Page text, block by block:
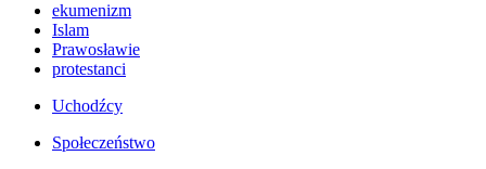
ekumenizm
Islam
Prawosławie
protestanci
Uchodźcy
Społeczeństwo